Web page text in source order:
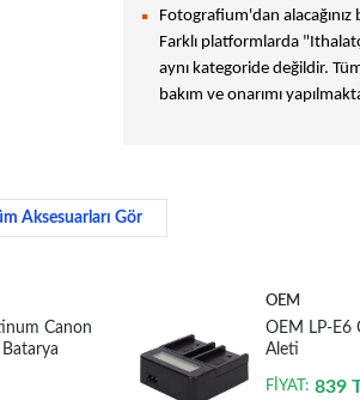
Fotografium'dan
Farklı platformlarda
aynı kategoride değildir.
bakım ve onarımı
Aksesuarları Gör
Canon
OEM
OEM LP-E6
Aleti
FİYAT: 839